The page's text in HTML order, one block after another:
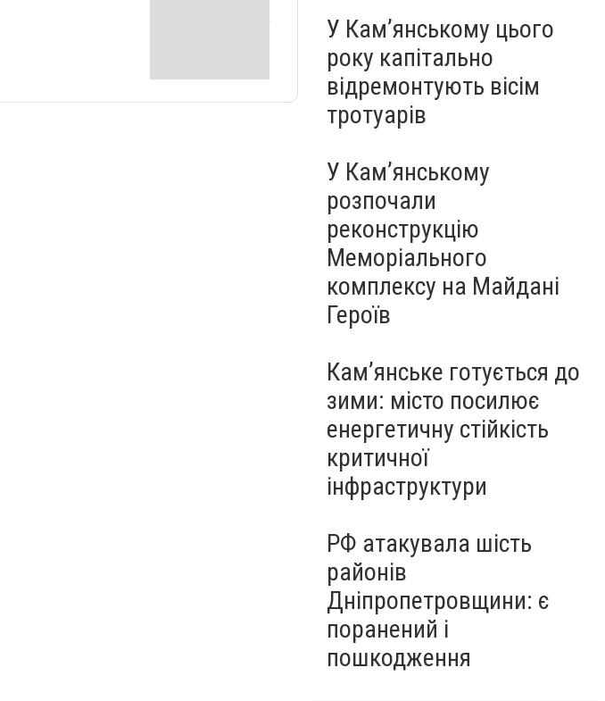
У Кам’янському цього
року капітально
відремонтують вісім
тротуарів
У Кам’янському
розпочали
реконструкцію
Меморіального
комплексу на Майдані
Героїв
Кам’янське готується до
зими: місто посилює
енергетичну стійкість
критичної
інфраструктури
РФ атакувала шість
районів
Дніпропетровщини: є
поранений і
пошкодження